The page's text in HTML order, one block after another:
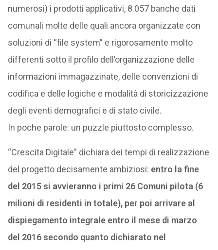
numerosi) i prodotti applicativi, 8.057 banche dati
comunali molte delle quali ancora organizzate con
soluzioni di “file system” e rigorosamente molto
differenti sotto il profilo dell’organizzazione delle
informazioni immagazzinate, delle convenzioni di
codifica e delle logiche e modalità di storicizzazione
degli eventi demografici e di stato civile.
In poche parole: un puzzle piuttosto complesso.
“Crescita Digitale” dichiara dei tempi di realizzazione
del progetto decisamente ambiziosi: entro la fine
del 2015 si avvieranno i primi 26 Comuni pilota (6
milioni di residenti in totale), per poi arrivare al
dispiegamento integrale entro il mese di marzo
del 2016 secondo quanto dichiarato nel